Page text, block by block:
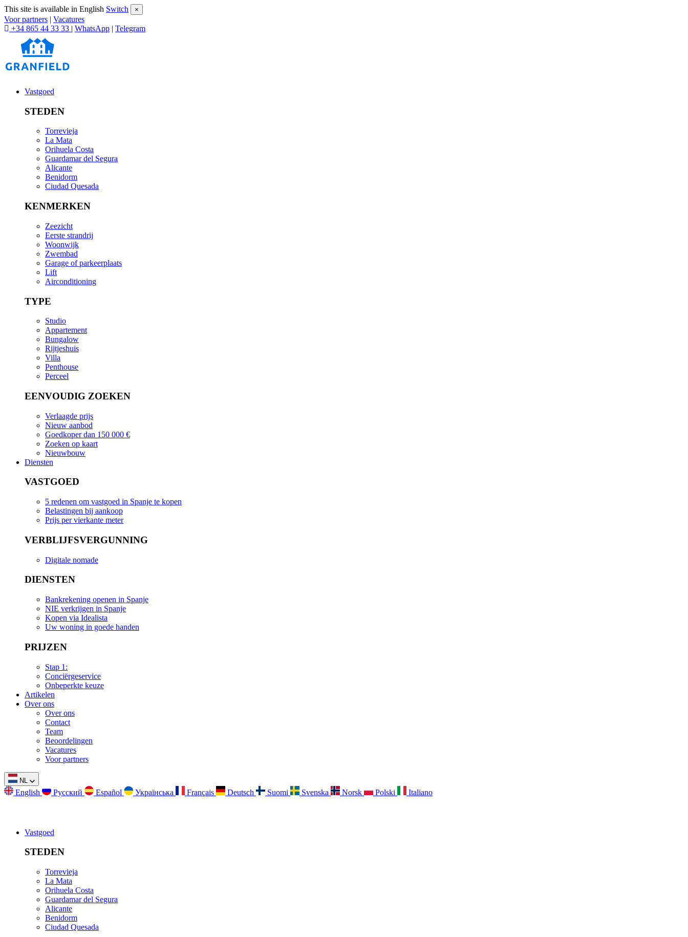
This site is available in English Switch ×
Voor partners | Vacatures
+34 865 44 33 33 | WhatsApp | Telegram
Vastgoed
STEDEN
Torrevieja
La Mata
Orihuela Costa
Guardamar del Segura
Alicante
Benidorm
Ciudad Quesada
KENMERKEN
Zeezicht
Eerste strandrij
Woonwijk
Zwembad
Garage of parkeerplaats
Lift
Airconditioning
TYPE
Studio
Appartement
Bungalow
Rijtjeshuis
Villa
Penthouse
Perceel
EENVOUDIG ZOEKEN
Verlaagde prijs
Nieuw aanbod
Goedkoper dan 150 000 €
Zoeken op kaart
Nieuwbouw
Diensten
VASTGOED
5 redenen om vastgoed in Spanje te kopen
Belastingen bij aankoop
Prijs per vierkante meter
VERBLIJFSVERGUNNING
Digitale nomade
DIENSTEN
Bankrekening openen in Spanje
NIE verkrijgen in Spanje
Kopen via Idealista
Uw woning in goede handen
PRIJZEN
Stap 1:
Conciërgeservice
Onbeperkte keuze
Artikelen
Over ons
Over ons
Contact
Team
Beoordelingen
Vacatures
Voor partners
NL
English Русский Español Українська Français Deutsch Suomi Svenska Norsk Polski Italiano
Vastgoed
STEDEN
Torrevieja
La Mata
Orihuela Costa
Guardamar del Segura
Alicante
Benidorm
Ciudad Quesada